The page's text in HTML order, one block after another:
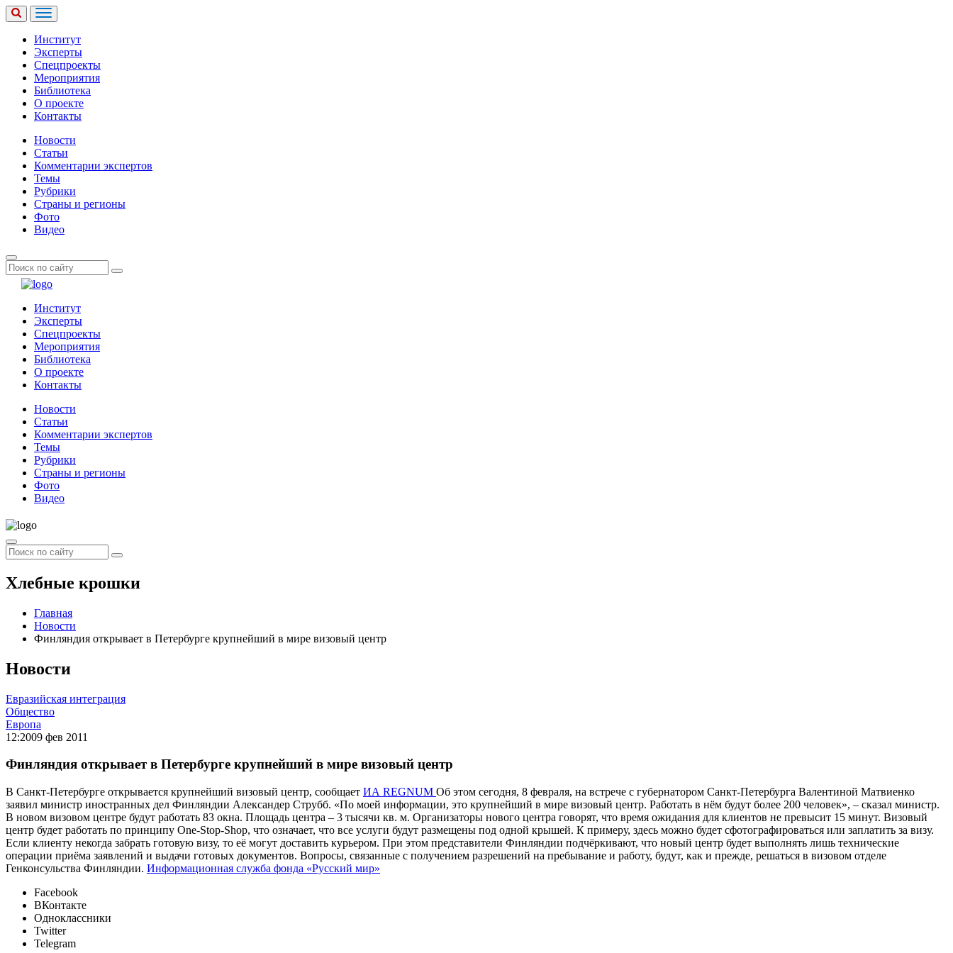
Институт
Эксперты
Спецпроекты
Мероприятия
Библиотека
О проекте
Контакты
Новости
Статьи
Комментарии экспертов
Темы
Рубрики
Страны и регионы
Фото
Видео
Институт
Эксперты
Спецпроекты
Мероприятия
Библиотека
О проекте
Контакты
Новости
Статьи
Комментарии экспертов
Темы
Рубрики
Страны и регионы
Фото
Видео
Хлебные крошки
Главная
Новости
Финляндия открывает в Петербурге крупнейший в мире визовый центр
Новости
Евразийская интеграция
Общество
Европа
12:2009 фев 2011
Финляндия открывает в Петербурге крупнейший в мире визовый центр
В Санкт-Петербурге открывается крупнейший визовый центр, сообщает ИА REGNUM Об этом сегодня, 8 февраля, на встрече с губернатором Санкт-Петербурга Валентиной Матвиенко
заявил министр иностранных дел Финляндии Александер Струбб. «По моей информации, это крупнейший в мире визовый центр. Работать в нём будут более 200 человек», – сказал министр.
В новом визовом центре будут работать 83 окна. Площадь центра – 3 тысячи кв. м. Организаторы нового центра говорят, что время ожидания для клиентов не превысит 15 минут. Визовый
центр будет работать по принципу One-Stop-Shop, что означает, что все услуги будут размещены под одной крышей. К примеру, здесь можно будет сфотографироваться или заплатить за визу.
Если клиенту некогда забрать готовую визу, то её могут доставить курьером. При этом представители Финляндии подчёркивают, что новый центр будет выполнять лишь технические
операции приёма заявлений и выдачи готовых документов. Вопросы, связанные с получением разрешений на пребывание и работу, будут, как и прежде, решаться в визовом отделе
Генконсульства Финляндии. Информационная служба фонда «Русский мир»
Facebook
ВКонтакте
Одноклассники
Twitter
Telegram